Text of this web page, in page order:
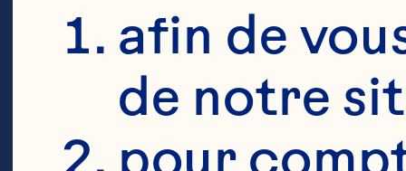
afin de
de notre
pour